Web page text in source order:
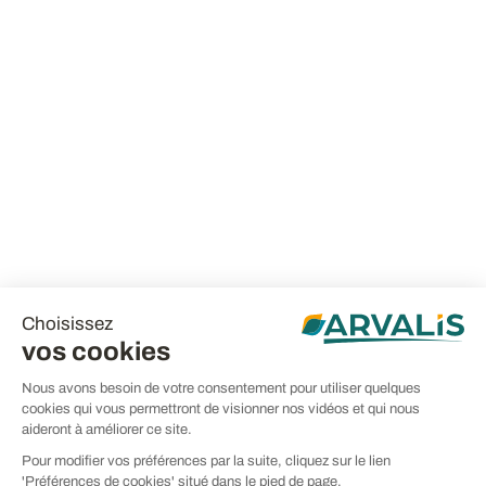
Choisissez
vos cookies
Nous avons besoin de votre consentement pour utiliser quelques
cookies qui vous permettront de visionner nos vidéos et qui nous
aideront à améliorer ce site.
Pour modifier vos préférences par la suite, cliquez sur le lien
'Préférences de cookies' situé dans le pied de page.